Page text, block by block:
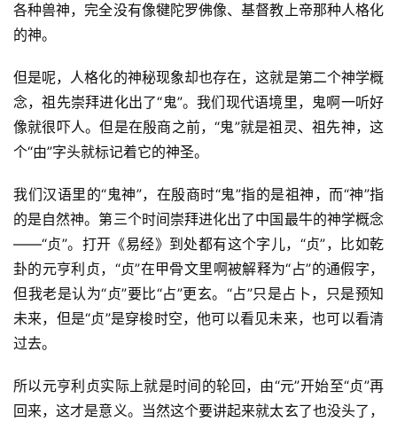
各种兽神，完全没有像犍陀罗佛像、基督教上帝那种人格化
的神。
但是呢，人格化的神秘现象却也存在，这就是第二个神学概
念，祖先崇拜进化出了“鬼”。我们现代语境里，鬼啊一听好
像就很吓人。但是在殷商之前，“鬼”就是祖灵、祖先神，这
个“由”字头就标记着它的神圣。
我们汉语里的“鬼神”，在殷商时“鬼”指的是祖神，而“神”指
的是自然神。第三个时间崇拜进化出了中国最牛的神学概念
——“贞”。打开《易经》到处都有这个字儿，“贞”，比如乾
卦的元亨利贞，“贞”在甲骨文里啊被解释为“占”的通假字，
但我老是认为“贞”要比“占”更玄。“占”只是占卜，只是预知
未来，但是“贞”是穿梭时空，他可以看见未来，也可以看清
过去。
所以元亨利贞实际上就是时间的轮回，由“元”开始至“贞”再
回来，这才是意义。当然这个要讲起来就太玄了也没头了，